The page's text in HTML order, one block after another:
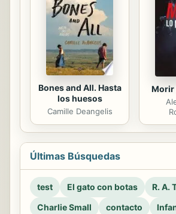
Bones and All. Hasta
los huesos
Camille Deangelis
Morir
Últimas Búsquedas
test El gato con botas
R. A.
Charlie Small
contacto